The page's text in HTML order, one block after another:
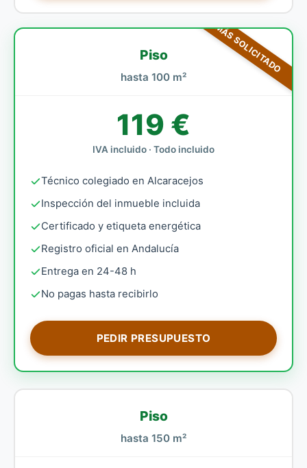
MÁS SOLICITADO
Piso
hasta 100 m²
119 €
IVA incluido · Todo incluido
Técnico colegiado en Alcaracejos
Inspección del inmueble incluida
Certificado y etiqueta energética
Registro oficial en Andalucía
Entrega en 24-48 h
No pagas hasta recibirlo
PEDIR PRESUPUESTO
Piso
hasta 150 m²